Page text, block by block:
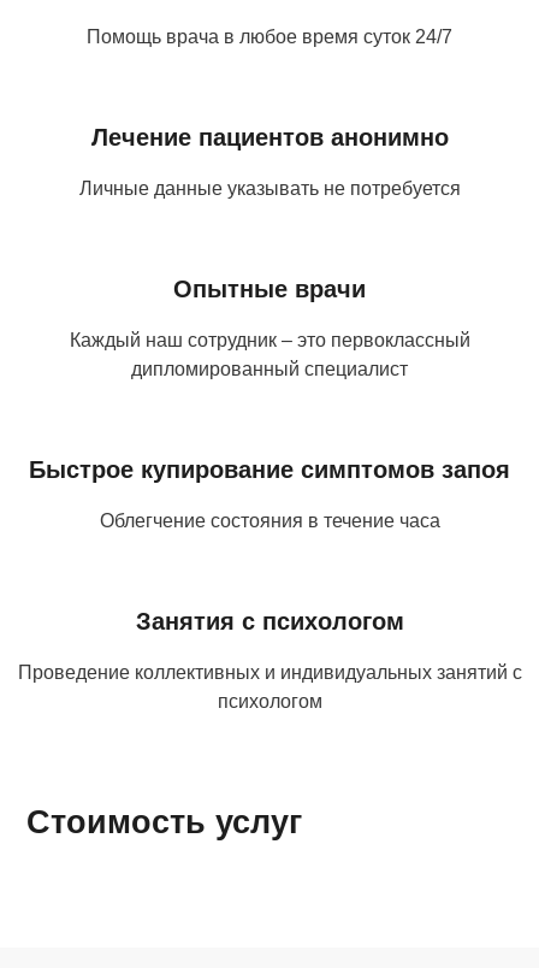
Помощь врача в любое время суток 24/7
Лечение пациентов анонимно
Личные данные указывать не потребуется
Опытные врачи
Каждый наш сотрудник – это первоклассный
дипломированный специалист
Быстрое купирование симптомов запоя
Облегчение состояния в течение часа
Занятия с психологом
Проведение коллективных и индивидуальных занятий с
психологом
Стоимость услуг